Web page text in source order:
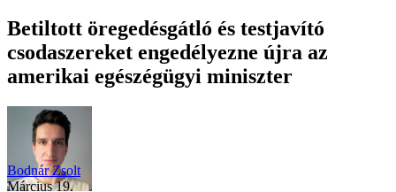
Betiltott öregedésgátló és testjavító
csodaszereket engedélyezne újra az
amerikai egészégügyi miniszter
Bodnár Zsolt
március 19.